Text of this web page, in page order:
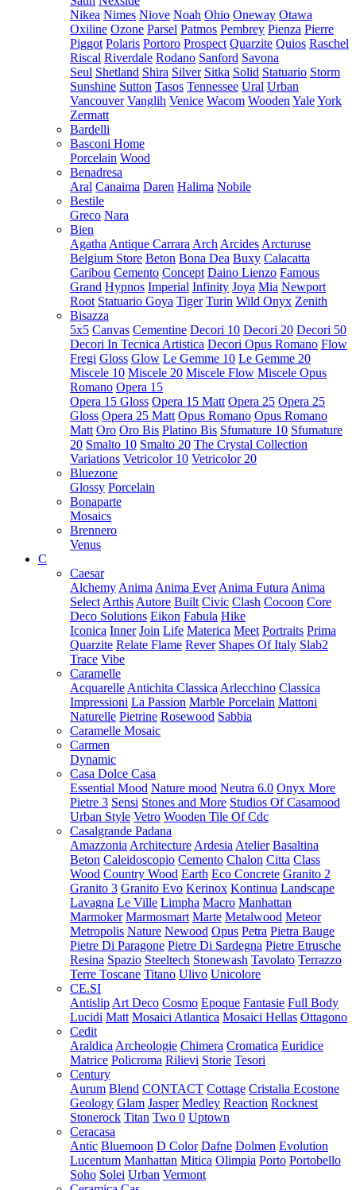
Nikea Nimes Niove Noah Ohio Oneway Otawa
Oxiline Ozone Parsel Patmos Pembrey Pienza Pierre
Piggot Polaris Portoro Prospect Quarzite Quios Raschel
Riscal Riverdale Rodano Sanford Savona
Seul Shetland Shira Silver Sitka Solid Statuario Storm
Sunshine Sutton Tasos Tennessee Ural Urban
Vancouver Vanglih Venice Wacom Wooden YaleYork
Zermatt
Bardelli
Basconi Home
Porcelain Wood
Benadresa
Aral Canaima Daren Halima Nobile
Bestile
Greco Nara
Bien
Agatha Antique Carrara Arch Arcides Arcturuse
Belgium Store Beton Bona Dea Buxy Calacatta
Caribou Cemento Concept Daino Lienzo Famous
Grand Hypnos Imperial Infinity Joya Mia Newport
Root Statuario Goya Tiger Turin Wild Onyx Zenith
Bisazza
5x5 Canvas Cementine Decori 10 Decori 20 Decori 50
Decori In Tecnica Artistica Decori Opus Romano Flow
Fregi Gloss Glow Le Gemme 10 Le Gemme 20
Miscele 10 Miscele 20 Miscele Flow Miscele Opus
Romano Opera 15
Opera 15 Gloss Opera 15 Matt Opera 25 Opera 25
Gloss Opera 25 Matt Opus Romano Opus Romano
Matt Oro Oro Bis Platino Bis Sfumature 10 Sfumature
20 Smalto 10 Smalto 20 The Crystal Collection
Variations Vetricolor 10 Vetricolor 20
Bluezone
Glossy Porcelain
Bonaparte
Mosaics
Brennero
Venus
C
Caesar
Alchemy Anima Anima Ever Anima Futura Anima
Select Arthis Autore Built Civic Clash Cocoon Core
Deco Solutions Eikon Fabula Hike
Iconica Inner Join Life Materica Meet Portraits Prima
Quarzite Relate Flame Rever Shapes Of Italy Slab2
Trace Vibe
Caramelle
Acquarelle Antichita Classica Arlecchino Classica
Impressioni La Passion Marble Porcelain Mattoni
Naturelle Pietrine Rosewood Sabbia
Caramelle Mosaic
Carmen
Dynamic
Casa Dolce Casa
Essential Mood Nature mood Neutra 6.0 Onyx More
Pietre 3 Sensi Stones and More Studios Of Casamood
Urban Style Vetro Wooden Tile Of Cdc
Casalgrande Padana
Amazzonia Architecture Ardesia Atelier Basaltina
Beton Caleidoscopio Cemento Chalon Citta Class
Wood Country Wood Earth Eco Concrete Granito 2
Granito 3 Granito Evo Kerinox Kontinua Landscape
Lavagna Le Ville Limpha Macro Manhattan
Marmoker Marmosmart Marte Metalwood Meteor
Metropolis Nature Newood Opus Petra Pietra Bauge
Pietre Di Paragone Pietre Di Sardegna Pietre Etrusche
Resina Spazio Steeltech Stonewash Tavolato Terrazzo
Terre Toscane Titano Ulivo Unicolore
CE.SI
Antislip Art Deco Cosmo Epoque Fantasie Full Body
Lucidi Matt Mosaici Atlantica Mosaici Hellas Ottagono
Cedit
Araldica Archeologie Chimera Cromatica Euridice
Matrice Policroma Rilievi Storie Tesori
Century
Aurum Blend CONTACT Cottage Cristalia Ecostone
Geology Glam Jasper Medley Reaction Rocknest
Stonerock Titan Two 0 Uptown
Ceracasa
Antic Bluemoon D Color Dafne Dolmen Evolution
Lucentum Manhattan Mitica Olimpia Porto Portobello
Soho Solei Urban Vermont